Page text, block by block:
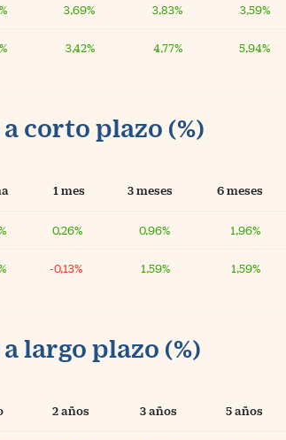
3,69% 3,83% 3,59%
3,42% 4,77% 5,94%
corto plazo (%)
1 mes 3 meses 6 meses
0,26% 0,96% 1,96%
-0,13% 1,59% 1,59%
largo plazo (%)
2 años 3 años 5 años